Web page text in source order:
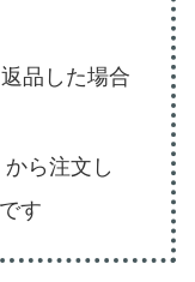
品した場合
から注文し
す